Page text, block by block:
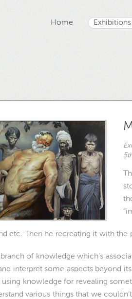
Home Exhibitions
etc. Then he recreating it with
branch of knowledge which’s
interpret some aspects beyond
using knowledge for revealing
various things that we